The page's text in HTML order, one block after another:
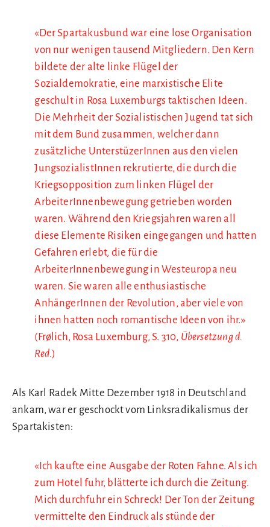
«Der Spartakusbund war eine lose Organisation
von nur wenigen tausend Mitgliedern. Den Kern
bildete der alte linke Flügel der
Sozialdemokratie, eine marxistische Elite
geschult in Rosa Luxemburgs taktischen Ideen.
Die Mehrheit der Sozialistischen Jugend tat sich
mit dem Bund zusammen, welcher dann
zusätzliche UnterstüzerInnen aus den vielen
JungsozialistInnen rekrutierte, die durch die
Kriegsopposition zum linken Flügel der
ArbeiterInnenbewegung getrieben worden
waren. Während den Kriegsjahren waren all
diese Elemente Risiken eingegangen und hatten
Gefahren erlebt, die für die
ArbeiterInnenbewegung in Westeuropa neu
waren. Sie waren alle enthusiastische
AnhängerInnen der Revolution, aber viele von
ihnen hatten noch romantische Ideen von ihr.»
(Frølich, Rosa Luxemburg, S. 310, Übersetzung d.
Red.)
Als Karl Radek Mitte Dezember 1918 in Deutschland
ankam, war er geschockt vom Linksradikalismus der
Spartakisten:
«Ich kaufte eine Ausgabe der Roten Fahne. Als ich
zum Hotel fuhr, blätterte ich durch die Zeitung.
Mich durchfuhr ein Schreck! Der Ton der Zeitung
vermittelte den Eindruck als stünde der